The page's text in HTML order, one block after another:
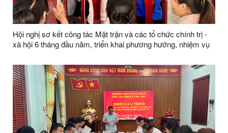
Hội nghị sơ kết công tác Mặt trận và các tổ chức chính trị -
xã hội 6 tháng đầu năm, triển khai phương hướng, nhiệm vụ